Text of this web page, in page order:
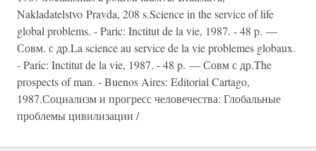
Nakladatelstvo Pravda, 208 s.Science in the service of life
global problems. - Paric: Inctitut de la vie, 1987. - 48 p. —
Совм. с др.La science au service de la vie problemes globaux.
- Paric: Inctitut de la vie, 1987. - 48 p. — Совм с др.The
prospects of man. - Buenos Aires: Editorial Cartago,
1987.Социализм и прогресс человечества: Глобальные
проблемы цивилизации /